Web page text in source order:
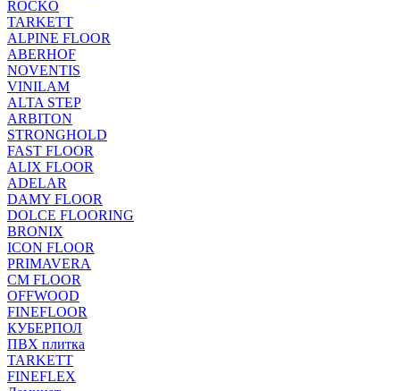
ROCKO
TARKETT
ALPINE FLOOR
ABERHOF
NOVENTIS
VINILAM
ALTA STEP
ARBITON
STRONGHOLD
FAST FLOOR
ALIX FLOOR
ADELAR
DAMY FLOOR
DOLCE FLOORING
BRONIX
ICON FLOOR
PRIMAVERA
CM FLOOR
OFFWOOD
FINEFLOOR
КУБЕРПОЛ
ПВХ плитка
TARKETT
FINEFLEX